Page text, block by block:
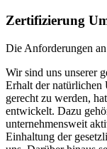
Zertifizierung
Die Anforderungen an
Wir sind uns unserer
Erhalt der natürlichen
gerecht zu werden,
entwickelt. Dazu
unternehmensweit
Einhaltung der